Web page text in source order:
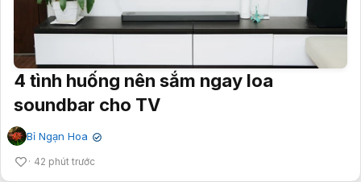
4 tình huống nên sắm ngay loa
soundbar cho TV
Bỉ Ngạn Hoa ✔
42 phút trước